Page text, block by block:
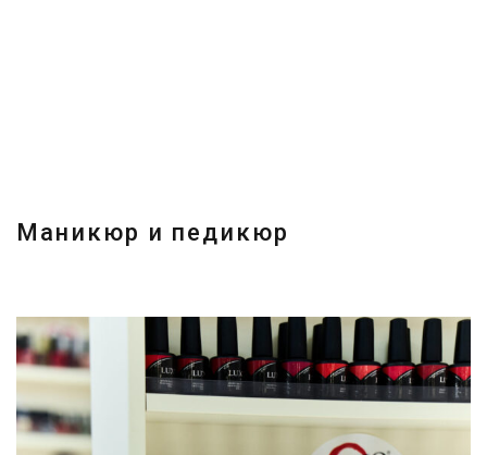
Маникюр и педикюр